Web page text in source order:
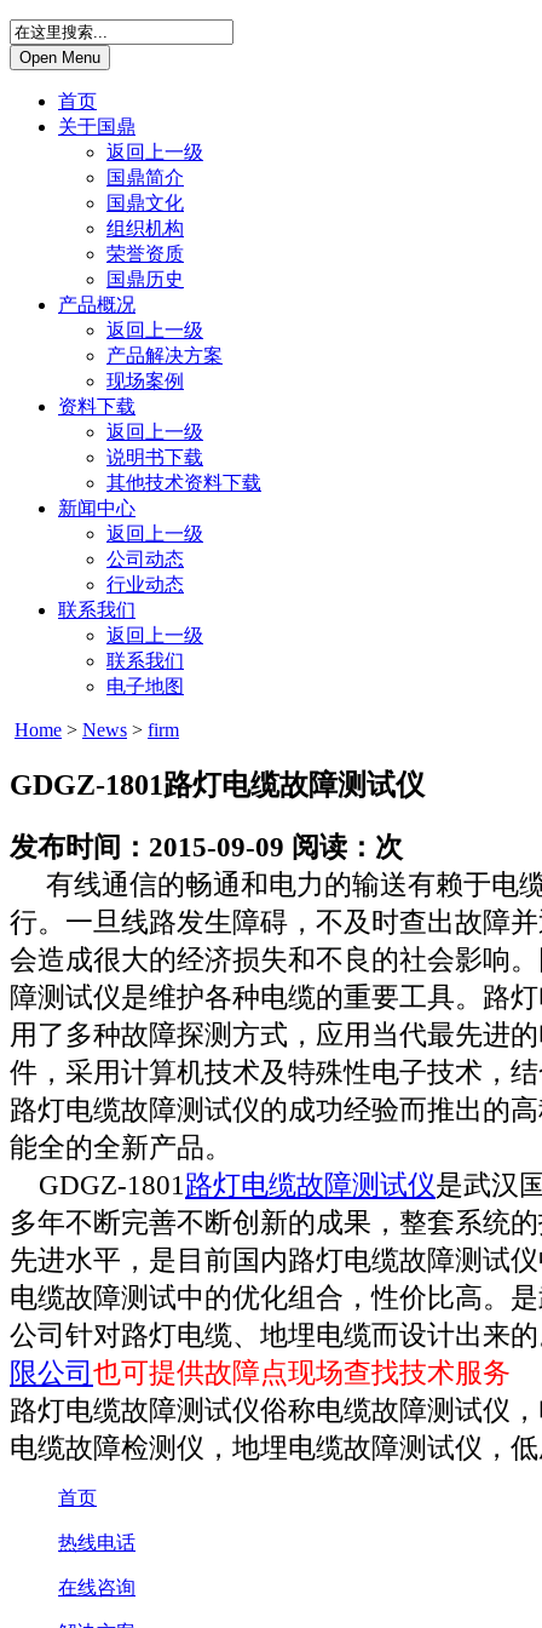
Open Menu
首页
关于国鼎
返回上一级
国鼎简介
国鼎文化
组织机构
荣誉资质
国鼎历史
产品概况
返回上一级
产品解决方案
现场案例
资料下载
返回上一级
说明书下载
其他技术资料下载
新闻中心
返回上一级
公司动态
行业动态
联系我们
返回上一级
联系我们
电子地图
Home > News > firm
GDGZ-1801路灯电缆故障测试仪
发布时间：2015-09-09 阅读： 次
有线通信的畅通和电力的输送有赖于电
行。一旦线路发生障碍，不及时查出故障
会造成很大的经济损失和不良的社会影响
障测试仪是维护各种电缆的重要工具。路
用了多种故障探测方式，应用当代最先进
件，采用计算机技术及特殊性电子技术，
路灯电缆故障测试仪的成功经验而推出的
能全的全新产品。
GDGZ-1801 路灯电缆故障测试仪是武汉
多年不断完善不断创新的成果，整套系统
先进水平，是目前国内路灯电缆故障测试
电缆故障测试中的优化组合，性价比高。
公司针对路灯电缆、地埋电缆而设计出来
限公司 也可提供故障点现场查找技术服务
路灯电缆故障测试仪俗称电缆故障测试仪
电缆故障检测仪，地埋电缆故障测试仪，
首页
热线电话
在线咨询